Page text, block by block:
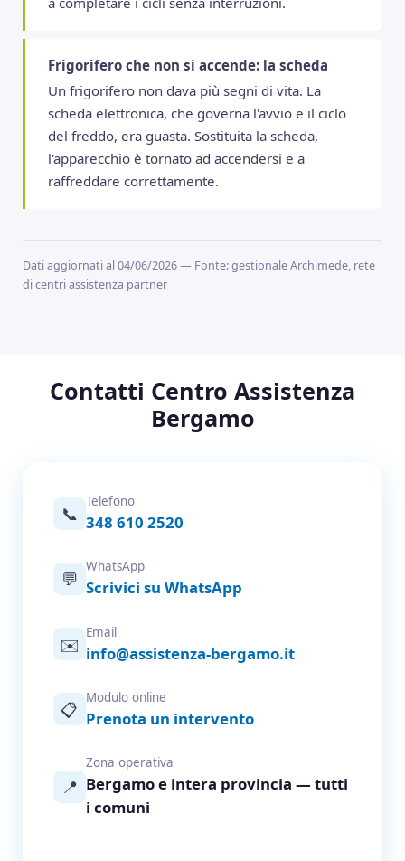
Frigorifero che non si accende: la scheda
Un frigorifero non dava più segni di vita. La
scheda elettronica, che governa l'avvio e il ciclo
del freddo, era guasta. Sostituita la scheda,
l'apparecchio è tornato ad accendersi e a
raffreddare correttamente.
Dati aggiornati al 04/06/2026 — Fonte: gestionale Archimede, rete
di centri assistenza partner
Contatti Centro Assistenza
Bergamo
📞
Telefono
348 610 2520
💬
WhatsApp
Scrivici su WhatsApp
✉️
Email
info@assistenza-bergamo.it
📋
Modulo online
Prenota un intervento
📍
Zona operativa
Bergamo e intera provincia — tutti
i comuni